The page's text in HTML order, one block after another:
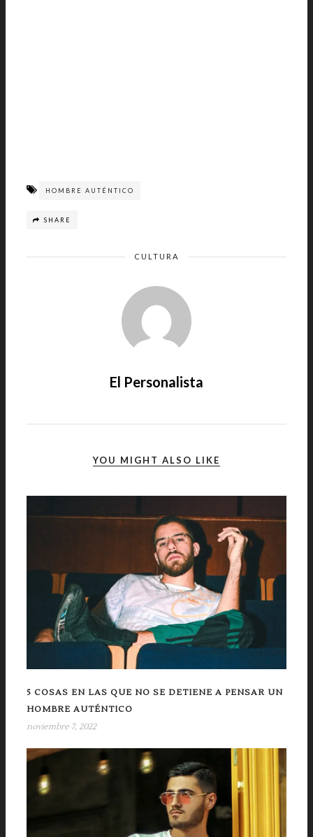
HOMBRE AUTÉNTICO
SHARE
CULTURA
El Personalista
YOU MIGHT ALSO LIKE
5 COSAS EN LAS QUE NO SE DETIENE A PENSAR UN
HOMBRE AUTÉNTICO
noviembre 7, 2022